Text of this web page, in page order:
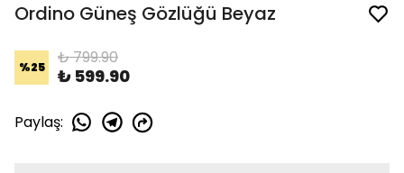
Ordino Güneş Gözlüğü Beyaz
%25 ₺ 799.90
₺ 599.90
Paylaş: